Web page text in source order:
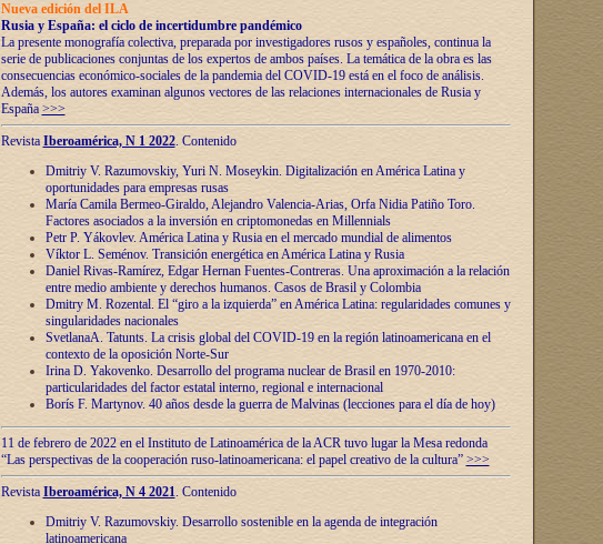
Nueva edición del ILA
Rusia y España: el ciclo de incertidumbre pandémico
La presente monografía colectiva, preparada por investigadores rusos y españoles, continua la
serie de publicaciones conjuntas de los expertos de ambos países. La temática de la obra es las
consecuencias económico-sociales de la pandemia del COVID-19 está en el foco de análisis.
Además, los autores examinan algunos vectores de las relaciones internacionales de Rusia y
España >>>
Revista Iberoamérica, N 1 2022. Contenido
Dmitriy V. Razumovskiy, Yuri N. Moseykin. Digitalización en América Latina y
oportunidades para empresas rusas
María Camila Bermeo-Giraldo, Alejandro Valencia-Arias, Orfa Nidia Patiño Toro.
Factores asociados a la inversión en criptomonedas en Millennials
Petr P. Yákovlev. América Latina y Rusia en el mercado mundial de alimentos
Víktor L. Seménov. Transición energética en América Latina y Rusia
Daniel Rivas-Ramírez, Edgar Hernan Fuentes-Contreras. Una aproximación a la relación
entre medio ambiente y derechos humanos. Casos de Brasil y Colombia
Dmitry M. Rozental. El “giro a la izquierda” en América Latina: regularidades comunes y
singularidades nacionales
SvetlanaA. Tatunts. La crisis global del COVID-19 en la región latinoamericana en el
contexto de la oposición Norte-Sur
Irina D. Yakovenko. Desarrollo del programa nuclear de Brasil en 1970-2010:
particularidades del factor estatal interno, regional e internacional
Borís F. Martynov. 40 años desde la guerra de Malvinas (lecciones para el día de hoy)
11 de febrero de 2022 en el Instituto de Latinoamérica de la ACR tuvo lugar la Mesa redonda
“Las perspectivas de la cooperación ruso-latinoamericana: el papel creativo de la cultura” >>>
Revista Iberoamérica, N 4 2021. Contenido
Dmitriy V. Razumovskiy. Desarrollo sostenible en la agenda de integración
latinoamericana